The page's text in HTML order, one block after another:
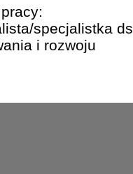
specjalistka ds.
i rozwoju